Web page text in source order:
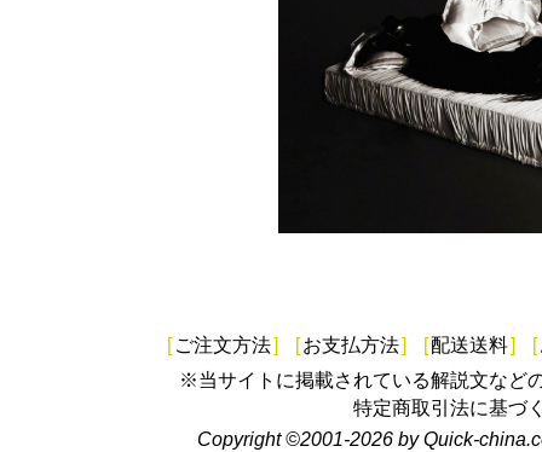
[ ご注文方法] [お支払方法] [配送送料] [
※当サイトに掲載されている解説文など
特定商取引法に基づ
Copyright ©2001-2026 by Quick-